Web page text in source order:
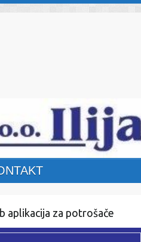
aplikacija za potrošače